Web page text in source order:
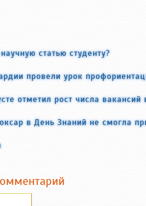
статью студенту?
провели урок
отметил рост числа
в День Знаний не смогла